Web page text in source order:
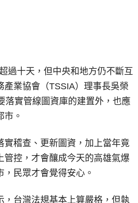
過十天，但中央和地方仍不斷互
業協會（TSSIA）理事長吳榮
落實管線圖資庫的建置外，也應
。
實稽查、更新圖資，加上當年竟
控，才會釀成今天的高雄氣爆
民眾才會覺得安心。
台灣法規基本上算嚴格，但執